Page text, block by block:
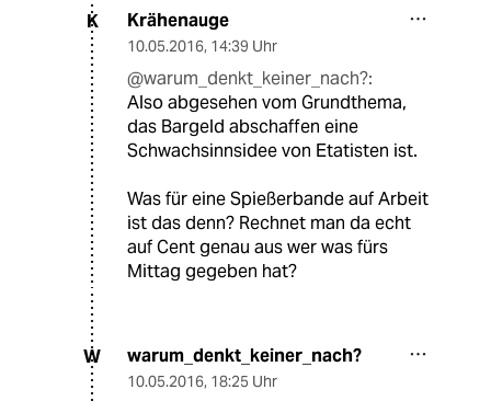
K Krähenauge
10.05.2016, 14:39 Uhr
@warum_denkt_keiner_nach?:
Also abgesehen vom Grundthema,
das Bargeld abschaffen eine
Schwachsinnsidee von Etatisten ist.
Was für eine Spießerbande auf Arbeit
ist das denn? Rechnet man da echt
auf Cent genau aus wer was fürs
Mittag gegeben hat?
W warum_denkt_keiner_nach?
10.05.2016, 18:25 Uhr